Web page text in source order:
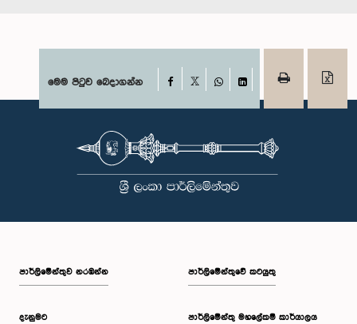
මෙම පිටුව බෙදාගන්න Facebook
WhatsAppLinkedIn
පාර්ලි‌මේන්තුව නරඹන්න
දැනුමට
පාර්ලිමේන්තුවේ කටයුතු
පාර්ලිමේන්තු මහලේකම් කාර්යාලය